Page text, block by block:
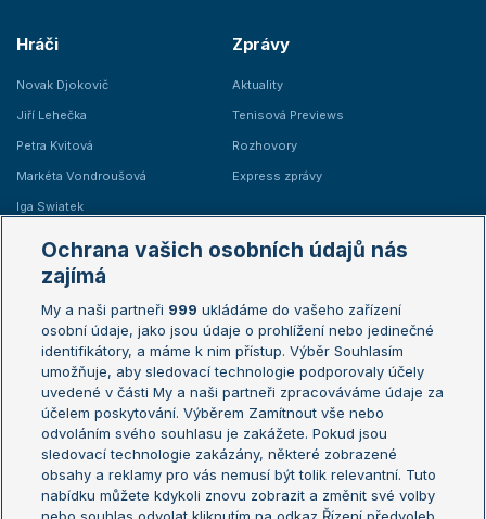
Hráči
Novak Djokovič
Jiří Lehečka
Petra Kvitová
Markéta Vondroušová
Iga Swiatek
Zprávy
Aktuality
Tenisová Previews
Rozhovory
Express zprávy
Žebříčky
Žebříček ATP (muži)
Žebříček WTA (ženy)
Sázkařský žebříček
Australian Open
French Open
Wimbledon
US Open
Turnaj mistrů
Turnaj mistryň
Aktualní trendy
Ochrana vašich osobních údajů nás
zajímá
My a naši partneři 999 ukládáme do vašeho zařízení
osobní údaje, jako jsou údaje o prohlížení nebo jedinečné
identifikátory, a máme k nim přístup. Výběr Souhlasím
umožňuje, aby sledovací technologie podporovaly účely
uvedené v části My a naši partneři zpracováváme údaje za
účelem poskytování. Výběrem Zamítnout vše nebo
odvoláním svého souhlasu je zakážete. Pokud jsou
sledovací technologie zakázány, některé zobrazené
obsahy a reklamy pro vás nemusí být tolik relevantní. Tuto
nabídku můžete kdykoli znovu zobrazit a změnit své volby